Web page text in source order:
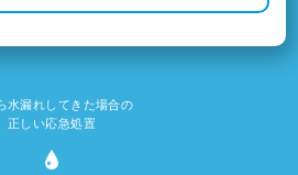
水漏れしてきた場合の
正しい応急処置